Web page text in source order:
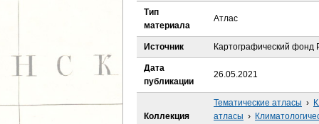
д
е
с
Тип
материала
Атлас
Источник Картографический фонд
Дата
публикации
26.05.2021
Коллекция
Тематические атласы ›
атласы ›